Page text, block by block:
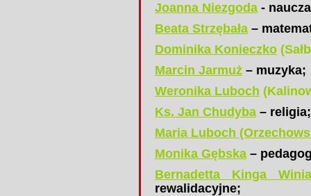
Joanna Niezgoda -
Beata Strzębała –
Dominika Konieczko
Marcin Jarmuż – muzyka;
Weronika Luboch
Ks. Jan Chudyba – religia;
Maria Luboch
Monika Gębska –
Bernadetta Kinga
rewalidacyjne;